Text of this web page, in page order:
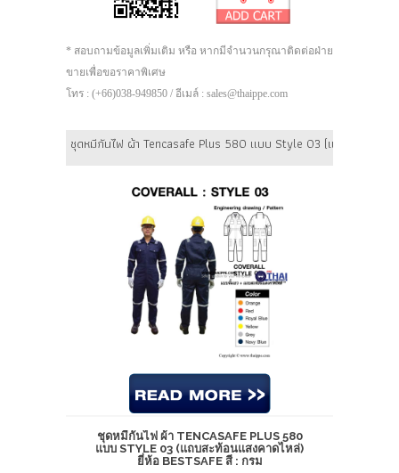
* สอบถามข้อมูลเพิ่มเติม หรือ หากมีจำนวนกรุณาติดต่อฝ่าย
ขายเพื่อขอราคาพิเศษ
โทร : (+66)038-949850 / อีเมล์ : sales@thaippe.com
ชุดหมีกันไฟ ผ้า Tencasafe Plus 580 แบบ Style 03 (แถบสะท้อนแ
ชุดหมีกันไฟ ผ้า TENCASAFE PLUS 580
แบบ STYLE 03 (แถบสะท้อนแสงคาดไหล่)
ยี่ห้อ BESTSAFE สี : กรม